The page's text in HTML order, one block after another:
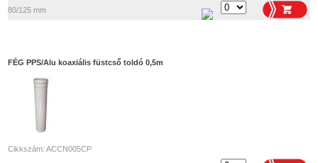
80/125 mm
FÉG PPS/Alu koaxiális füstcső toldó 0,5m
Cikkszám: ACCN005CP